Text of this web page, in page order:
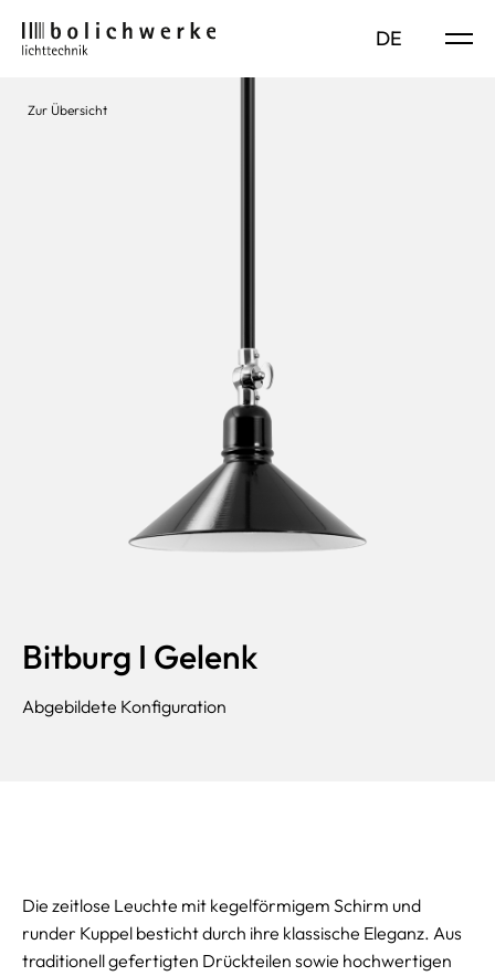
DE
EN
Zur Übersicht
Bitburg I Gelenk
Abgebildete Konfiguration
Die zeitlose Leuchte mit kegelförmigem Schirm und
runder Kuppel besticht durch ihre klassische Eleganz. Aus
traditionell gefertigten Drückteilen sowie hochwertigen